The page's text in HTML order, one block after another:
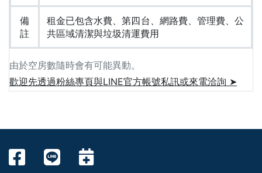
由於空房數隨時會有可能異動。
歡迎先透過粉絲專頁與LINE官方帳號私訊或來電洽詢 ➤
備
註
租金已包含水費、第四台、網路費、管理費、公
共區域清潔與垃圾清運費用